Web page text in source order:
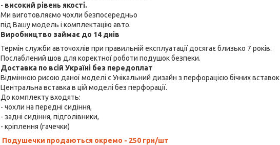
- високий рівень якості.
Ми виготовляємо чохли безпосередньо
під Вашу модель і комплектацію авто.
Виробництво займає до 14 днів
Термін служби авточохлів при правильній експлуатації досягає близько 7 років.
Послаблений шов для коректної роботи подушок безпеки.
Доставка по всій Україні без передоплат
Відмінною рисою даної моделі є Унікальний дизайн з перфорацією бічних вставок
Центральна вставка в цій моделі без перфорації.
До комплекту входять:
- чохли на передні сидіння,
- задні сидіння, підголівники,
- кріплення (гачечки)
Подушечки продаються окремо - 250 грн/шт